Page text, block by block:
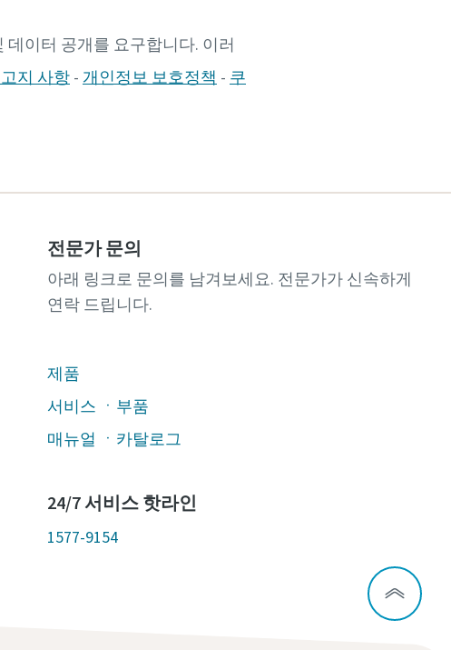
데이터 공개를 요구합니다. 이러
지 사항 - 개인정보 보호정책 - 쿠
전문가 문의
아래 링크로 문의를 남겨보세요. 전문가가 신속하게
연락 드립니다.
제품
서비스 ㆍ부품
매뉴얼 ㆍ카탈로그
24/7 서비스 핫라인
1577-9154